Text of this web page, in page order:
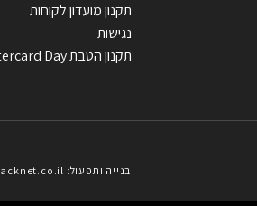
תקנון מועדון לקוחות
נגישות
תקנון הטבת Mastercard Day
בנייה ותפעול: Blacknet.co.il